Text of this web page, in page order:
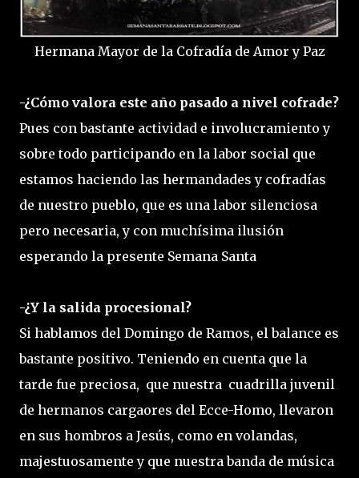
Hermana Mayor de la Cofradía de Amor y Paz
-¿Cómo valora este año pasado a nivel cofrade?
Pues con bastante actividad e involucramiento y
sobre todo participando en la labor social que
estamos haciendo las hermandades y cofradías
de nuestro pueblo, que es una labor silenciosa
pero necesaria, y con muchísima ilusión
esperando la presente Semana Santa
-¿Y la salida procesional?
Si hablamos del Domingo de Ramos, el balance es
bastante positivo. Teniendo en cuenta que la
tarde fue preciosa, que nuestra cuadrilla juvenil
de hermanos cargaores del Ecce-Homo, llevaron
en sus hombros a Jesús, como en volandas,
majestuosamente y que nuestra banda de música